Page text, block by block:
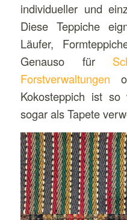
individueller und
Diese Teppiche
Läufer,
Genauso für
Forstverwaltungen
Kokosteppich ist
sogar als Tapete